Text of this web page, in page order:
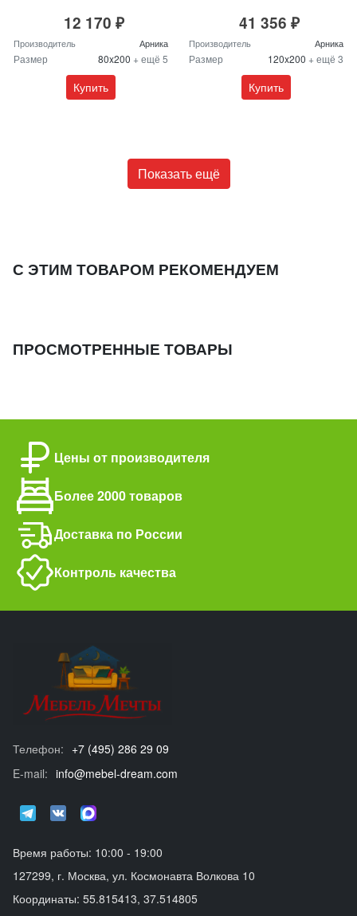
12 170 ₽
Производитель Арника
Размер 80x200 + ещё 5
Купить
41 356 ₽
Производитель Арника
Размер 120x200 + ещё 3
Купить
Показать ещё
С ЭТИМ ТОВАРОМ РЕКОМЕНДУЕМ
ПРОСМОТРЕННЫЕ ТОВАРЫ
Цены от производителя
Более 2000 товаров
Доставка по России
Контроль качества
Телефон: +7 (495) 286 29 09
E-mail: info@mebel-dream.com
Время работы: 10:00 - 19:00
127299, г. Москва, ул. Космонавта Волкова 10
Координаты: 55.815413, 37.514805